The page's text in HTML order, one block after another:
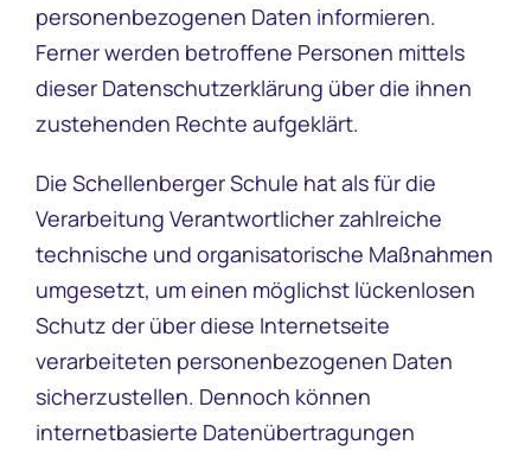
personenbezogenen Daten informieren.
Ferner werden betroffene Personen mittels
dieser Datenschutzerklärung über die ihnen
zustehenden Rechte aufgeklärt.
Die Schellenberger Schule hat als für die
Verarbeitung Verantwortlicher zahlreiche
technische und organisatorische Maßnahmen
umgesetzt, um einen möglichst lückenlosen
Schutz der über diese Internetseite
verarbeiteten personenbezogenen Daten
sicherzustellen. Dennoch können
internetbasierte Datenübertragungen